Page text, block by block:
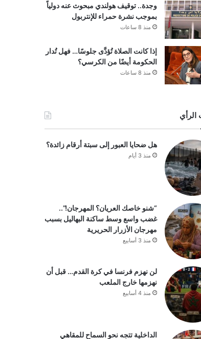
وجدة.. توقيف هولندي مبحوث عنه دولياً
بموجب نشرة حمراء للإنتربول
منذ 8 ساعات
إذا كانت الصلاة تُؤدَّى جلوسًا… فهل تُدار
الحكومة أيضًا من الكرسي؟
منذ 8 ساعات
الرأي
هل ضحايا العبور إلى سبتة أرقام زائدة؟
منذ 3 أيام
“شنو خاصك العريان؟ المهرجان!”..
غضب واسع وسط ساكنة البهاليل بسبب
مهرجان الأزرار الحريرية
منذ 3 أسابيع
لن نهزم فرنسا في كرة القدم… قبل أن
نهزمها خارج الملعب
منذ 4 أسابيع
الداخلية تتجه نحو السماح للمقاهي